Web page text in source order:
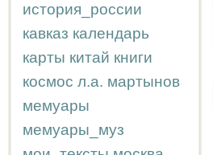
история_россии
кавказ календарь
карты китай книги
космос л.а. мартынов
мемуары
мемуары_муз